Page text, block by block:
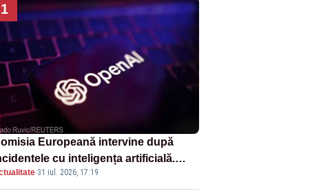
1
Europeană intervine după
cu inteligența artificială.
și Anthropic, vizate
·31 iul. 2026, 17:19